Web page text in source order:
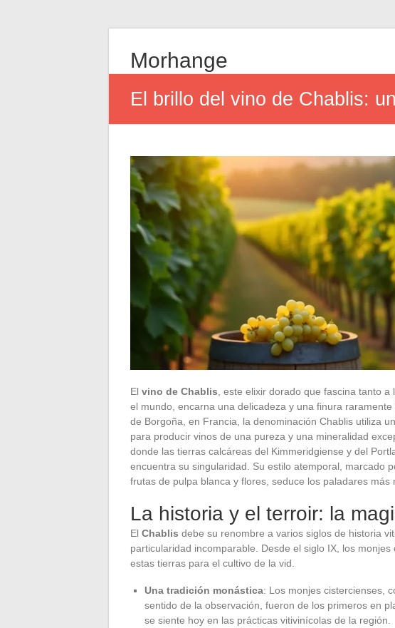
Morhange
El brillo del vino de Chablis:
El vino de Chablis , este elixir dorado que fascina tanto
el mundo, encarna una delicadeza y una finura
de Borgoña, en Francia, la denominación Chablis utiliza
para producir vinos de una pureza y una mineralidad
donde las tierras calcáreas del Kimmeridgiense y del
encuentra su singularidad. Su estilo atemporal, marcado
frutas de pulpa blanca y flores, seduce los paladares más
La historia y el terroir: la
El Chablis debe su renombre a varios siglos de historia
particularidad incomparable. Desde el siglo IX, los
estas tierras para el cultivo de la vid.
Una tradición monástica: Los monjes cistercienses,
sentido de la observación, fueron de los primeros en
se siente hoy en las prácticas vitivinícolas de la región.